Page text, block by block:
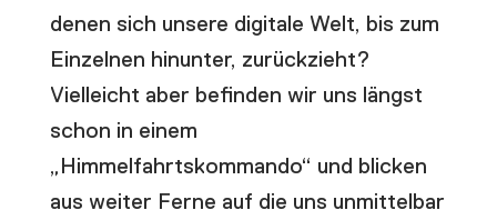
denen sich unsere digitale Welt, bis zum
Einzelnen hinunter, zurückzieht?
Vielleicht aber befinden wir uns längst
schon in einem
„Himmelfahrtskommando“ und blicken
aus weiter Ferne auf die uns unmittelbar